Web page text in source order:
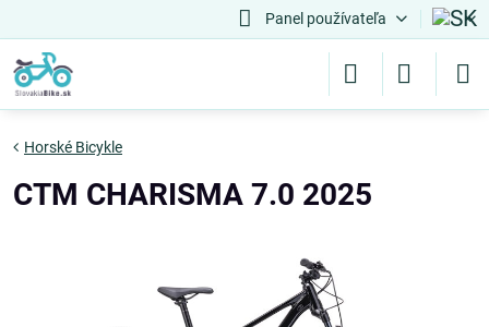
Panel používateľa
Horské Bicykle
CTM CHARISMA 7.0 2025